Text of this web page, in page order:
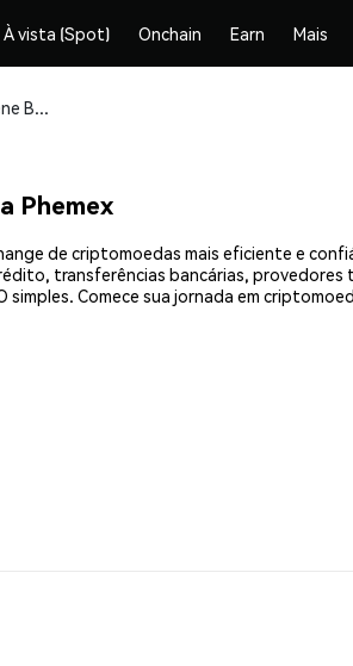
À vista (Spot) Onchain Earn Mais
Compre e armazene BOBO Coin (BOBO) com segurança
Phemex
de criptomoedas mais eficiente e
transferências bancárias,
Comece sua jornada em